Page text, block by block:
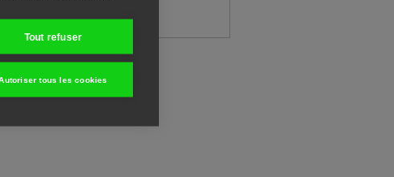
Tout refuser
Autoriser tous les cookies